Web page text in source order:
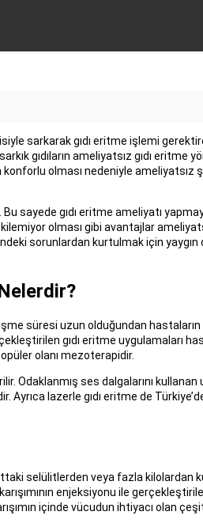
sarkarak gıdı eritme işlemi
gıdıların ameliyatsız gıdı eritme
konforlu olması nedeniyle
sayede gıdı eritme ameliyatı
olması gibi avantajlar
sorunlardan kurtulmak için
süresi uzun olduğundan
gıdı eritme uygulamaları
olanı mezoterapidir.
Odaklanmış ses dalgalarını
Ayrıca lazerle gıdı eritme de
selülitlerden veya fazla kilolardan
enjeksiyonu ile
içinde vücudun ihtiyacı olan